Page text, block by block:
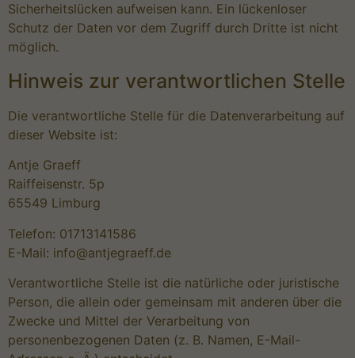
Sicherheitslücken aufweisen kann. Ein lückenloser
Schutz der Daten vor dem Zugriff durch Dritte ist nicht
möglich.
Hinweis zur verantwortlichen Stelle
Die verantwortliche Stelle für die Datenverarbeitung auf
dieser Website ist:
Antje Graeff
Raiffeisenstr. 5p
65549 Limburg
Telefon: 01713141586
E-Mail: info@antjegraeff.de
Verantwortliche Stelle ist die natürliche oder juristische
Person, die allein oder gemeinsam mit anderen über die
Zwecke und Mittel der Verarbeitung von
personenbezogenen Daten (z. B. Namen, E-Mail-